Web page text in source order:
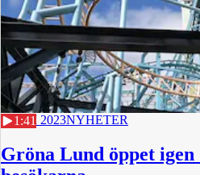
1:41
5 JULI 2023NYHETER
Gröna Lund öppet igen